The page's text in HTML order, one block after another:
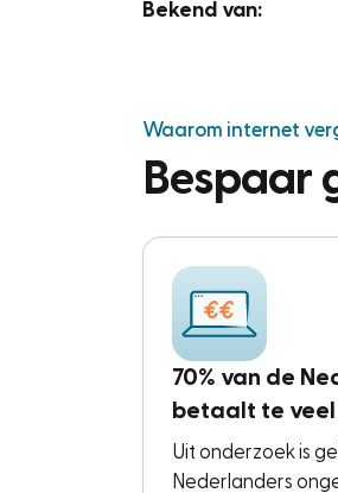
Bekend van:
Waarom internet
Bespaar
70% van de
betaalt te veel
Uit onderzoek is
Nederlanders